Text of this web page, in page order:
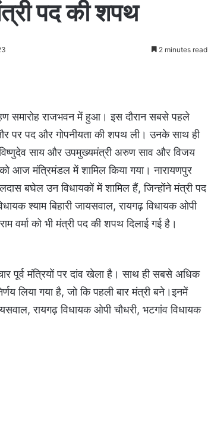
पद की शपथ
2 minutes read
समारोह राजभवन में हुआ। इस दौरान सबसे पहले
पर पद और गोपनीयता की शपथ ली। उनके साथ ही
साय और उपमुख्यमंत्री अरुण साव और विजय
आज मंत्रिमंडल में शामिल किया गया। नारायणपुर
बघेल उन विधायकों में शामिल हैं, जिन्होंंने मंत्री पद
श्याम बिहारी जायसवाल, रायगढ़ विधायक ओपी
वर्मा को भी मंत्री पद की शपथ दिलाई गई है।
पूर्व मंत्रियों पर दांव खेला है। साथ ही सबसे अधिक
लिया गया है, जो कि पहली बार मंत्री बने।इनमें
रायगढ़ विधायक ओपी चौधरी, भटगांव विधायक